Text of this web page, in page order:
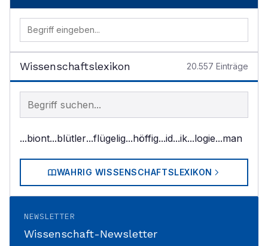
Wissenschaftslexikon 20.557 Einträge
Begriff im Lexikon suchen
...biont...blütler...flügelig...höffig...id...ik...logie...man
WAHRIG WISSENSCHAFTSLEXIKON
NEWSLETTER
Wissenschaft-Newsletter